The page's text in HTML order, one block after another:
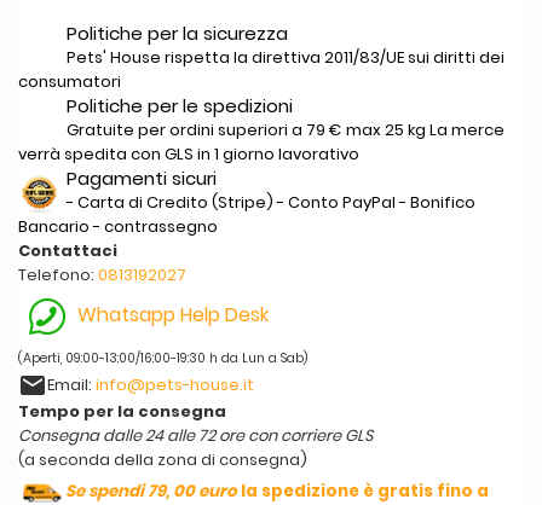
Politiche per la sicurezza
Pets' House rispetta la direttiva 2011/83/UE sui diritti dei
consumatori
Politiche per le spedizioni
Gratuite per ordini superiori a 79 € max 25 kg La merce
verrà spedita con GLS in 1 giorno lavorativo
Pagamenti sicuri
- Carta di Credito (Stripe) - Conto PayPal - Bonifico
Bancario - contrassegno
Contattaci
Telefono: 0813192027
Whatsapp Help Desk
(Aperti, 09:00-13:00/16:00-19:30 h da Lun a Sab)
emailEmail: info@pets-house.it
Tempo per la consegna
Consegna dalle 24 alle 72 ore con corriere GLS
(a seconda della zona di consegna)
Se spendi 79, 00 eurola spedizione è gratis fino a